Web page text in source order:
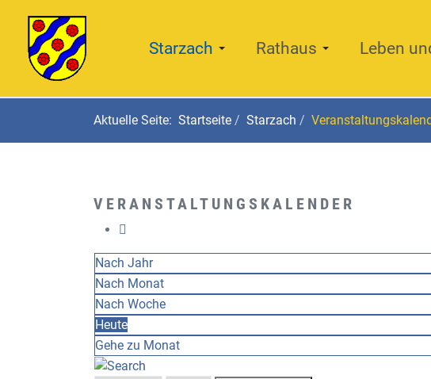
Starzach Rathaus Leben
Aktuelle Seite: Startseite Starzach
VERANSTALTUNGSKALENDER
Nach Jahr
Nach Monat
Nach Woche
Heute
Gehe zu Monat